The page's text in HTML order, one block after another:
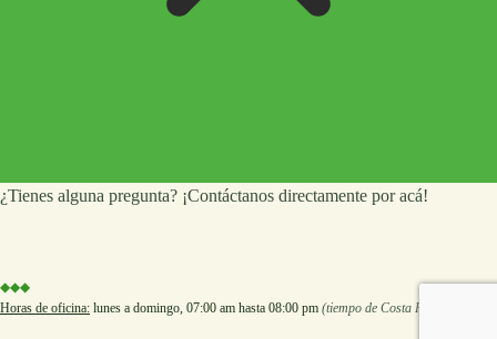
¿Tienes alguna pregunta? ¡Contáctanos directamente por acá!
◆◆◆
Horas de oficina: lunes a domingo, 07:00 am hasta 08:00 pm (tiempo de Costa Rica).